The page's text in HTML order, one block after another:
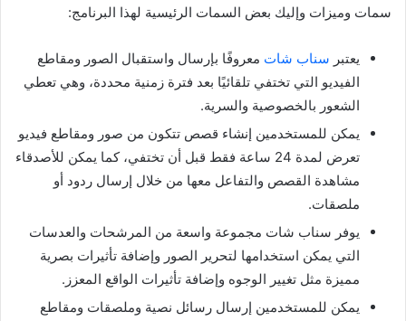
سمات وميزات وإليك بعض السمات الرئيسية لهذا البرنامج:
يعتبر سناب شات معروفًا بإرسال واستقبال الصور ومقاطع
الفيديو التي تختفي تلقائيًا بعد فترة زمنية محددة، وهي تعطي
الشعور بالخصوصية والسرية.
يمكن للمستخدمين إنشاء قصص تتكون من صور ومقاطع فيديو
تعرض لمدة
ساعة فقط قبل أن تختفي، كما يمكن للأصدقاء
مشاهدة القصص والتفاعل معها من خلال إرسال ردود أو
ملصقات.
يوفر سناب شات مجموعة واسعة من المرشحات والعدسات
التي يمكن استخدامها لتحرير الصور وإضافة تأثيرات بصرية
مميزة مثل تغيير الوجوه وإضافة تأثيرات الواقع المعزز .
يمكن للمستخدمين إرسال رسائل نصية وملصقات ومقاطع